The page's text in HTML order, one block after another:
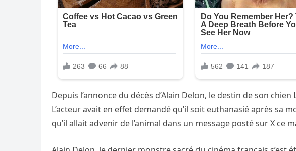
Depuis l’annonce du décès d’Alain Delon, le destin de son
L’acteur avait en effet demandé qu’il soit euthanasié après sa
qu’il allait advenir de l’animal dans un message posté sur X ce